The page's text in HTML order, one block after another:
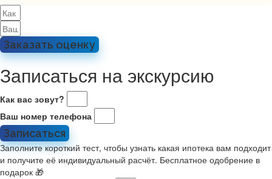
Заказать оценку
Записаться на экскурсию
Как вас зовут?
Ваш номер телефона
Записаться
Заполните короткий тест, чтобы узнать какая ипотека вам подходит
и получите её индивидуальный расчёт. Бесплатное одобрение в
подарок 🎁